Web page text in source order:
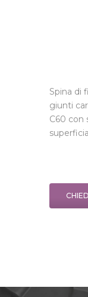
Spina di
giunti
C60 con